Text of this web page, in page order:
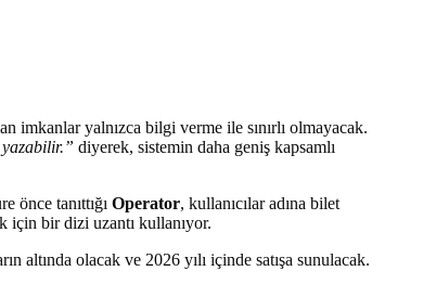
imkanlar yalnızca bilgi verme ile sınırlı olmayacak.
yazabilir.” diyerek, sistemin daha geniş kapsamlı
önce tanıttığı Operator, kullanıcılar adına bilet
için bir dizi uzantı kullanıyor.
altında olacak ve 2026 yılı içinde satışa sunulacak.